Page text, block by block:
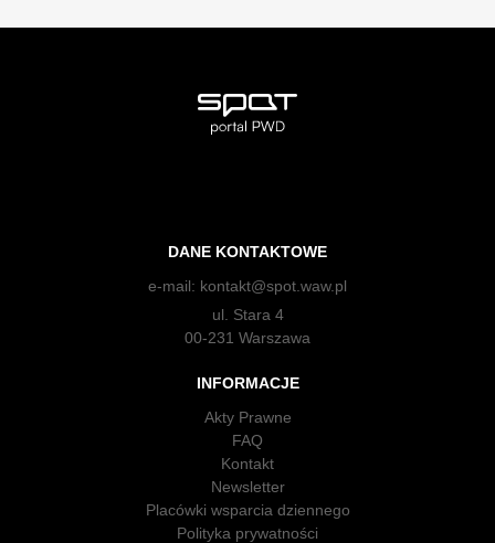
DANE KONTAKTOWE
e-mail: kontakt@spot.waw.pl
ul. Stara 4
00-231 Warszawa
INFORMACJE
Akty Prawne
FAQ
Kontakt
Newsletter
Placówki wsparcia dziennego
Polityka prywatności